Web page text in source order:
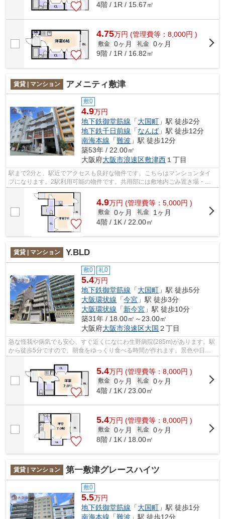
4階 / 1R / 15.67㎡
4.75万円 (管理費等：8,000円 )
敷金 0ヶ月 礼金 0ヶ月
9階 / 1R / 16.82㎡
賃貸 | マンション アメニティ敷津
敷0
4.9万円
地下鉄御堂筋線 「大国町 」駅 徒歩2分
地下鉄千日前線 「なんば」駅 徒歩12分
南海本線 「難波 」駅 徒歩12分
築53年 / 22.00㎡
大阪府大阪市浪速区敷津西１丁目
駅まで2分と、駅近でアクセスも良好な物件です。こちらはマンションタイ
プになります。2駅利用可能の物件です。共用部には敷地内ごみ置き場・エ
レベータなどが備わっておりとても充実...
4.9万円 (管理費等：5,000円 )
敷金 0ヶ月 礼金
1ヶ月
4階 / 1K / 22.00㎡
賃貸 | マンション Y.BLD
敷0 礼0
5.4万円
地下鉄御堂筋線 「大国町 」駅 徒歩5分
大阪環状線 「今宮 」駅 徒歩3分
大阪環状線 「新今宮 」駅 徒歩10分
築31年 / 18.00㎡～23.00㎡
大阪府大阪市浪速区大国 ２丁目
急な怪我や病気でも安心、すぐ近くになにわ生野病院(285m)があります。駅
から徒歩5分ですので、朝食をゆっくり食べる時間が作れます。景色や日当
5.4万円 (管理費等：8,000円 )
敷金 0ヶ月 礼金 0ヶ月
4階 / 1K / 23.00㎡
5.4万円 (管理費等：8,000円 )
敷金 0ヶ月 礼金 0ヶ月
8階 / 1K / 18.00㎡
賃貸 | マンション 第一敷津グレースハイツ
敷0
5.5万円
地下鉄御堂筋線 「大国町 」駅 徒歩1分
南海本線 「難波 」駅 徒歩12分